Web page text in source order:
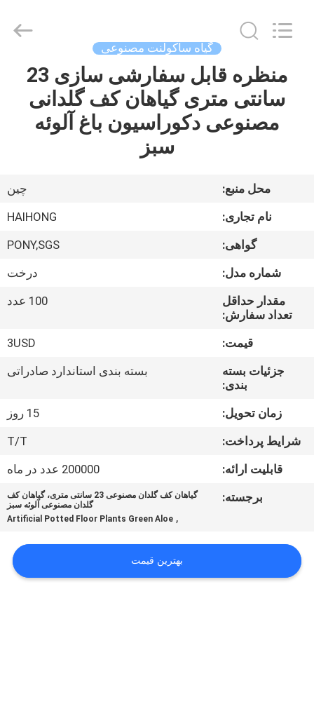
خانه
محصولات
درباره
بازدید
کارخانه
کنترل
اخبار
supplier.
Copyright
Guangzhou
گیاه ساکولنت مصنوعی
منظره قابل سفارشی سازی 23
سانتی متری گیاهان کف گلدانی
مصنوعی دکوراسیون باغ آلوئه
سبز
محل منبع:
چین
نام تجاری:
HAIHONG
گواهی:
PONY,SGS
شماره مدل:
درخت
مقدار حداقل
تعداد سفارش:
100 عدد
قیمت:
3USD
جزئیات بسته
بندی:
بسته بندی استاندارد صادراتی
زمان تحویل:
15 روز
شرایط پرداخت:
T/T
قابلیت ارائه:
200000 عدد در ماه
برجسته:
گیاهان کف گلدان مصنوعی 23 سانتی متری، گیاهان کف
گلدان مصنوعی آلوئه سبز
,
Artificial Potted Floor Plants Green Aloe
بهترین قیمت